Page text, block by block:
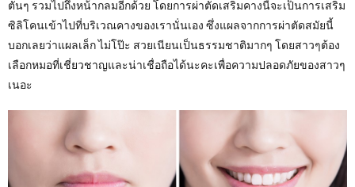
ตันๆ รวมไปถึงหน้ากลมอีกด้วย โดยการผ่าตัดเสริมคางนี้จะเป็นการเสริม
ซิลิโคนเข้าไปที่บริเวณคางของเรานั่นเอง ซึ่งแผลจากการผ่าตัดสมัยนี้
บอกเลยว่าแผลเล็ก ไม่โป๊ะ สวยเนียนเป็นธรรมชาติมากๆ โดยสาวๆต้อง
เลือกหมอที่เชี่ยวชาญและน่าเชื่อถือได้นะคะเพื่อความปลอดภัยของสาวๆ
เนอะ